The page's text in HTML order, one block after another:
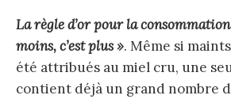
La règle d’or pour la
moins, c’est plus ». Même si
été attribués au miel cru, une
contient déjà un grand nombre